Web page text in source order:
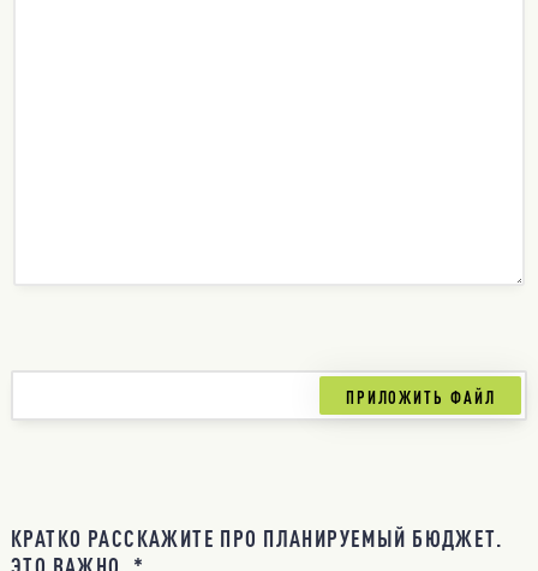
КРАТКО РАССКАЖИТЕ ПРО ПЛАНИРУЕМЫЙ БЮДЖЕТ.